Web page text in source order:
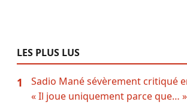
LES PLUS LUS
1
Sadio Mané sévèrement critiqué
« Il joue uniquement parce que… »